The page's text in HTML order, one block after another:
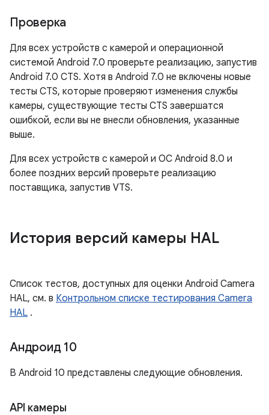
Проверка
Для всех устройств с камерой и операционной
системой Android 7.0 проверьте реализацию, запустив
Android 7.0 CTS. Хотя в Android 7.0 не включены новые
тесты CTS, которые проверяют изменения службы
камеры, существующие тесты CTS завершатся
ошибкой, если вы не внесли обновления, указанные
выше.
Для всех устройств с камерой и ОС Android 8.0 и
более поздних версий проверьте реализацию
поставщика, запустив VTS.
История версий камеры HAL
Список тестов, доступных для оценки Android Camera
HAL, см. в Контрольном списке тестирования Camera
HAL .
Андроид 10
В Android 10 представлены следующие обновления.
API камеры